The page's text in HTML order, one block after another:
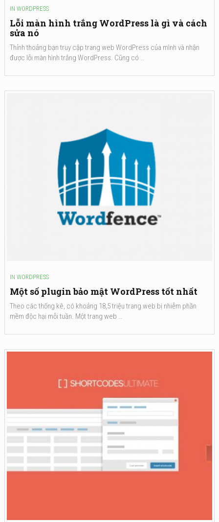
IN WORDPRESS
Lỗi màn hình trắng WordPress là gì và cách
sửa nó
Thỉnh thoảng bạn truy cập trang web WordPress của mình và nhận
được lỗi màn hình trắng WordPress. Cũng có …
IN WORDPRESS
Một số plugin bảo mật WordPress tốt nhất
Theo các thống kê, có khoảng 18,5 triệu trang web bị nhiễm phần
mềm độc hại mỗi tuần. Một trang web …